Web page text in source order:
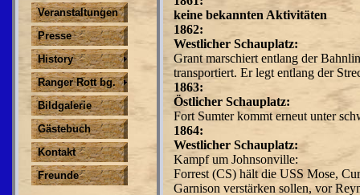
Veranstaltungen
Presse
History
Ranger Rott bg.
Bildgalerie
Gästebuch
Kontakt
Freunde
keine bekannten Aktivitäten
1862:
Westlicher Schauplatz:
Grant marschiert entlang der
transportiert. Er legt entlang der
1863:
Östlicher Schauplatz:
Fort Sumter kommt erneut unter
1864:
Westlicher Schauplatz:
Kampf um Johnsonville:
Forrest (CS) hält die USS Mose,
Garnison verstärken sollen, vor